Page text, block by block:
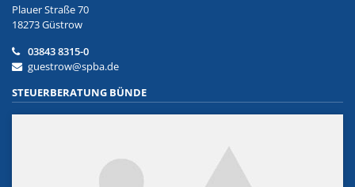
Plauer Straße 70
18273 Güstrow
03843 8315-0
guestrow@spba.de
STEUERBERATUNG BÜNDE